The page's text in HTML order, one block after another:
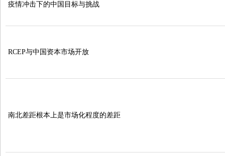
疫情冲击下的中国目标与挑战
RCEP与中国资本市场开放
南北差距根本上是市场化程度的差距